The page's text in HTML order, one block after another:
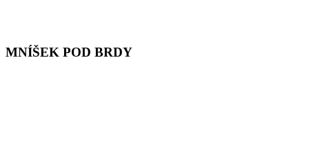
MNÍŠEK POD BRDY